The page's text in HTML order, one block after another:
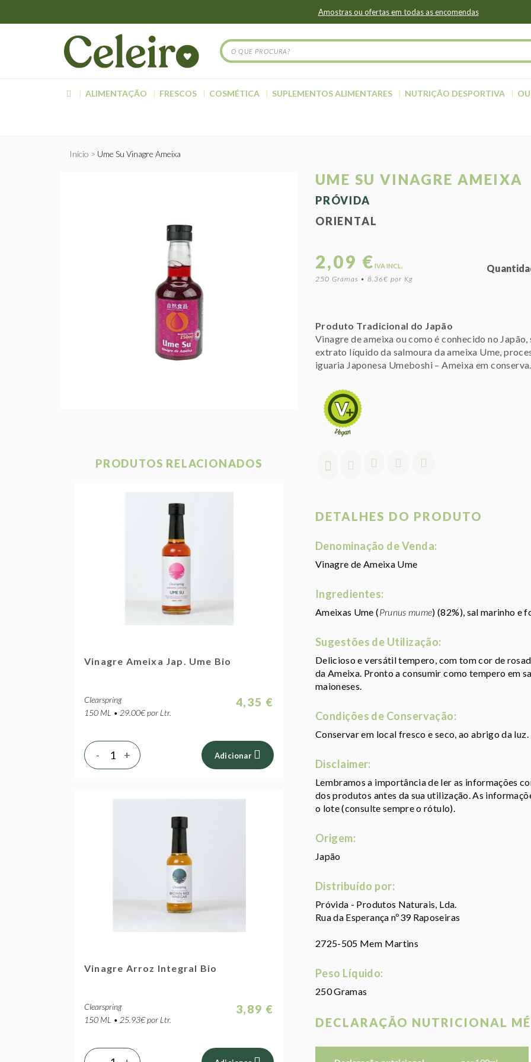
Amostras ou ofertas em todas as encomendas
ALIMENTAÇÃO FRESCOS COSMÉTICA SUPLEMENTOS ALIMENTARES NUTRIÇÃO DESPORTIVA
Início Ume Su Vinagre Ameixa
UME SU VINAGRE AMEIXA
PRÓVIDA
ORIENTAL
2,09 € IVA INCL.
250 Gramas • 8.36€ por Kg
Produto Tradicional do Japão
Vinagre de ameixa ou como é conhecido no
extrato líquido da salmoura da ameixa Ume,
iguaria Japonesa Umeboshi – Ameixa em conserva.
DETALHES DO PRODUTO
Denominação de Venda:
Vinagre de Ameixa Ume
Ingredientes:
Ameixas Ume (Prunus mume) (82%), sal marinho e
Sugestões de Utilização:
Delicioso e versátil tempero, com tom cor de
da Ameixa. Pronto a consumir como tempero em
maioneses.
Condições de Conservação:
Conservar em local fresco e seco, ao abrigo da luz.
Disclaimer:
Lembramos a importância de ler as informações
dos produtos antes da sua utilização. As
o lote (consulte sempre o rótulo).
Origem:
Japão
Distribuído por:
Próvida - Produtos Naturais, Lda.
Rua da Esperança nº39 Raposeiras
2725-505 Mem Martins
Peso Líquido:
250 Gramas
DECLARAÇÃO NUTRICIONAL
PRODUTOS RELACIONADOS
Vinagre Ameixa Jap. Ume Bio
Clearspring
150 ML • 29.00€ por Ltr.
4,35 €
+
- Adicionar
Vinagre Arroz Integral Bio
Clearspring
150 ML • 25.93€ por Ltr.
3,89 €